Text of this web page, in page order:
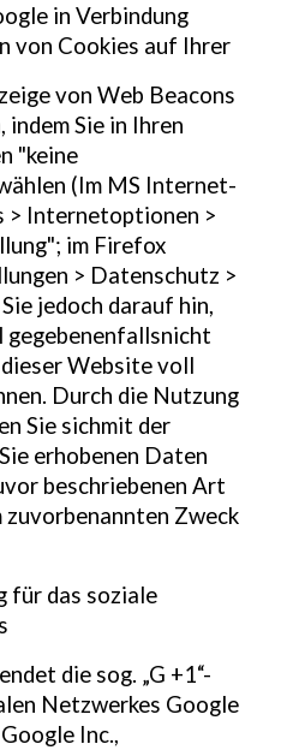
in Verbindung
von Cookies auf Ihrer
von Web Beacons
indem Sie in Ihren
"keine
(Im MS Internet-
> Internetoptionen >
im Firefox
> Datenschutz >
jedoch darauf hin,
gegebenenfallsnicht
Website voll
Durch die Nutzung
Sie sichmit der
erhobenen Daten
beschriebenen Art
zuvorbenannten Zweck
für das soziale
die sog. „G +1“-
Netzwerkes Google
Inc.,